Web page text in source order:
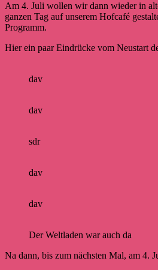
Am 4. Juli wollen wir dann wieder in
ganzen Tag auf unserem Hofcafé
Programm.
Hier ein paar Eindrücke vom Neustart
dav
dav
sdr
dav
dav
Der Weltladen war auch da
Na dann, bis zum nächsten Mal, am 4.